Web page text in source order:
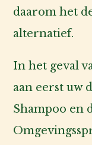
daarom het
alternatief.
In het geval
aan eerst uw
Shampoo en